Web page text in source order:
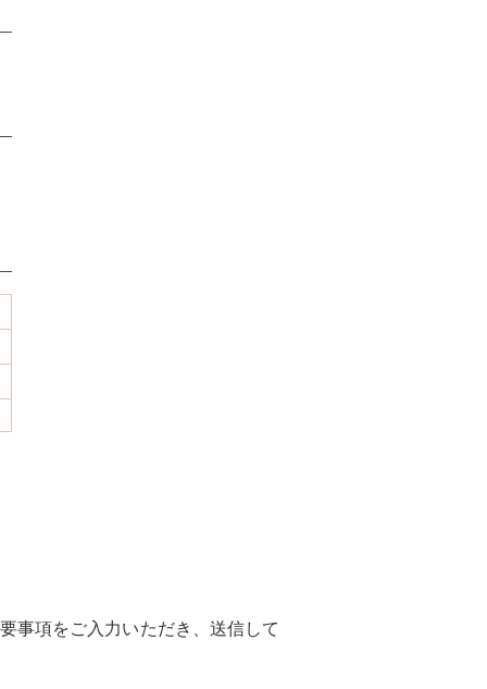
事項をご入力いただき、送信して